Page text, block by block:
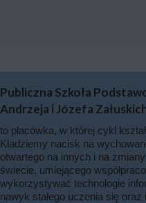
to placówka, w której cykl
Kładziemy nacisk na
otwartego na innych i na
świecie, umiejącego
wykorzystywać technologie
nawyk stałego uczenia się oraz
Publiczna Szkoła
Andrzeja i Józefa